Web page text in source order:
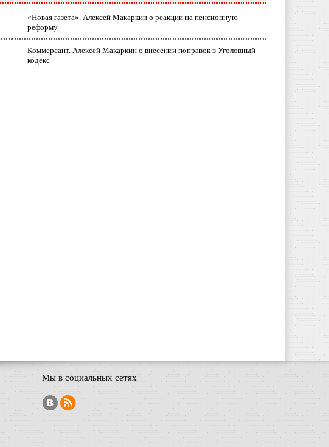
«Новая газета». Алексей Макаркин о реакции на пенсионную
реформу
Коммерсант. Алексей Макаркин о внесении поправок в Уголовный
кодекс
Мы в социальных сетях